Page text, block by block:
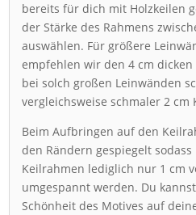
bereits für dich mit Holzkeilen
der Stärke des Rahmens
auswählen. Für größere
empfehlen wir den 4 cm
bei solch großen Leinwänden
vergleichsweise schmaler 2 cm
Beim Aufbringen auf den
den Rändern gespiegelt
Keilrahmen lediglich nur 1 cm
umgespannt werden. Du
Schönheit des Motives auf